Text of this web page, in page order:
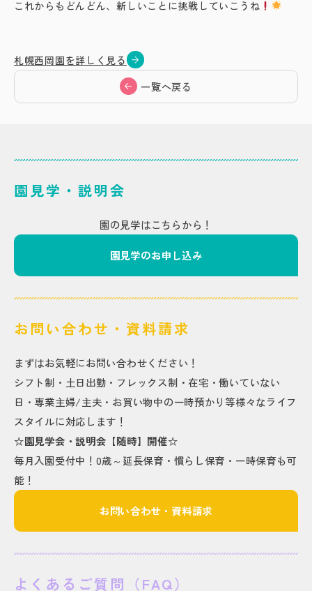
これからもどんどん、新しいことに挑戦していこうね
札幌西岡園を詳しく見る
一覧へ戻る
園見学・説明会
園の見学はこちらから！
園見学のお申し込み
お問い合わせ・資料請求
まずはお気軽にお問い合わせください！
シフト制・土日出勤・フレックス制・在宅・働いていない
日・専業主婦/主夫・お買い物中の一時預かり等様々なライフ
スタイルに対応します！
☆園見学会・説明会【随時】開催☆
毎月入園受付中！0歳～延長保育・慣らし保育・一時保育も可
能！
お問い合わせ・資料請求
よくあるご質問（FAQ）